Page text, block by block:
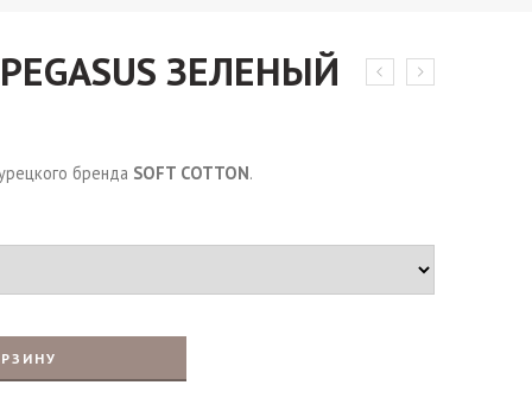
ЗЕЛЕНЫЙ
бренда SOFT СOTTON.